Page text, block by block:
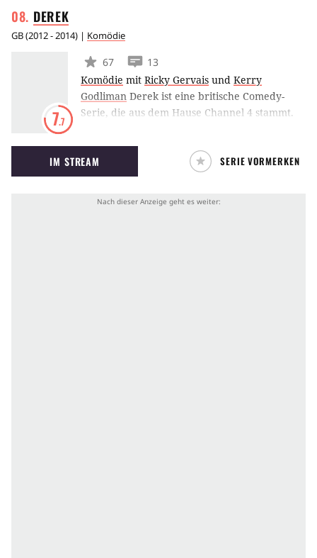
DEREK
GB(2012 - 2014) | Komödie
7.7
67
13
Komödie mit Ricky Gervais und Kerry
Godliman Derek ist eine britische Comedy-
Serie, die aus dem Hause Channel 4 stammt.
titelgebenden Derek (verkörpert von Ricky
Gervais), der als Pfleger in einem Pflegeheim
arbeitet. Diesen Job übt er jedoch mehr
sozialen Außenseiter ist also vorprogrammiert.
IM STREAM SERIE VORMERKEN